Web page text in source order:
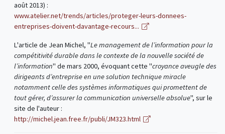
août 2013) :
www.atelier.net/trends/articles/proteger-leurs-donnees-
entreprises-doivent-davantage-recours...
L'article de Jean Michel, "Le management de l’information pour la
compétitivité durable dans le contexte de la nouvelle société de
l’information" de mars 2000, évoquant cette "croyance aveugle des
dirigeants d’entreprise en une solution technique miracle
notamment celle des systèmes informatiques qui promettent de
tout gérer, d’assurer la communication universelle absolue", sur le
site de l'auteur :
http://michel.jean.free.fr/publi/JM323.html